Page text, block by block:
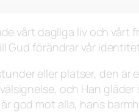
vårt dagliga liv och vårt
förändrar vår
eller platser, den är
och Han
god mot alla, hans